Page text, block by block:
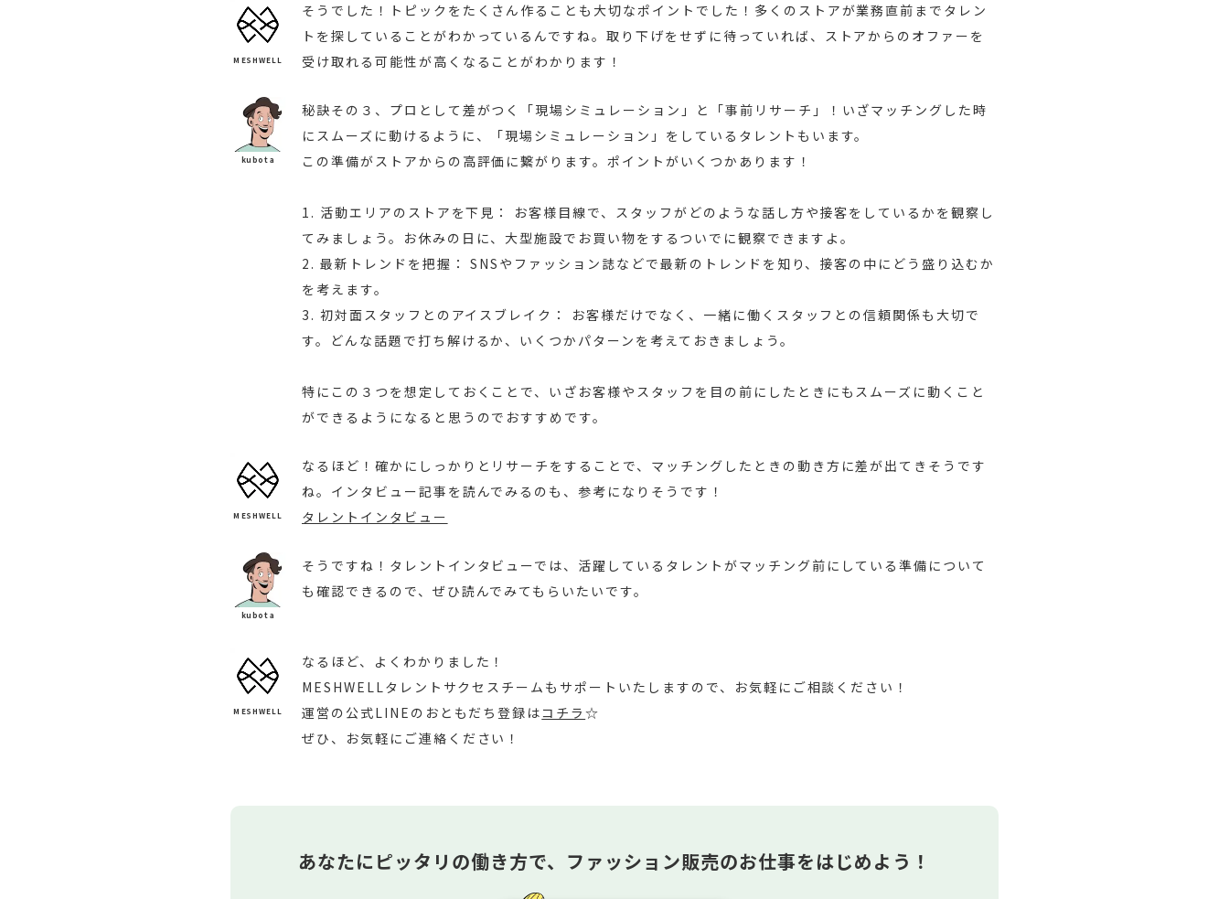
MESHWELL
そうでした！トピックをたくさん作ることも大切なポイントでした！多くのストアが業務直前までタレン
トを探していることがわかっているんですね。取り下げをせずに待っていれば、ストアからのオファーを
受け取れる可能性が高くなることがわかります！
kubota
秘訣その３、プロとして差がつく「現場シミュレーション」と「事前リサーチ」！いざマッチングした時
にスムーズに動けるように、「現場シミュレーション」をしているタレントもいます。
この準備がストアからの高評価に繋がります。ポイントがいくつかあります！
1. 活動エリアのストアを下見： お客様目線で、スタッフがどのような話し方や接客をしているかを観察し
てみましょう。お休みの日に、大型施設でお買い物をするついでに観察できますよ。
2. 最新トレンドを把握： SNSやファッション誌などで最新のトレンドを知り、接客の中にどう盛り込むか
を考えます。
3. 初対面スタッフとのアイスブレイク： お客様だけでなく、一緒に働くスタッフとの信頼関係も大切で
す。どんな話題で打ち解けるか、いくつかパターンを考えておきましょう。
特にこの３つを想定しておくことで、いざお客様やスタッフを目の前にしたときにもスムーズに動くこと
ができるようになると思うのでおすすめです。
MESHWELL
なるほど！確かにしっかりとリサーチをすることで、マッチングしたときの動き方に差が出てきそうです
ね。インタビュー記事を読んでみるのも、参考になりそうです！
タレントインタビュー
kubota
そうですね！タレントインタビューでは、活躍しているタレントがマッチング前にしている準備について
も確認できるので、ぜひ読んでみてもらいたいです。
MESHWELL
なるほど、よくわかりました！
MESHWELLタレントサクセスチームもサポートいたしますので、お気軽にご相談ください！
運営の公式LINEのおともだち登録はコチラ☆
ぜひ、お気軽にご連絡ください！
あなたにピッタリの働き方で、 ファッション販売のお仕事をはじめよう！